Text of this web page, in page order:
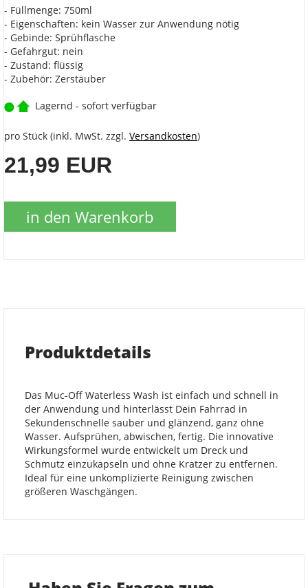
- Füllmenge: 750ml
- Eigenschaften: kein Wasser zur Anwendung nötig
- Gebinde: Sprühflasche
- Gefahrgut: nein
- Zustand: flüssig
- Zubehör: Zerstäuber
Lagernd - sofort verfügbar
pro Stück (inkl. MwSt. zzgl. Versandkosten)
21,99 EUR
in den Warenkorb
Produktdetails
Das Muc-Off Waterless Wash ist einfach und schnell in
der Anwendung und hinterlässt Dein Fahrrad in
Sekundenschnelle sauber und glänzend, ganz ohne
Wasser. Aufsprühen, abwischen, fertig. Die innovative
Wirkungsformel wurde entwickelt um Dreck und
Schmutz einzukapseln und ohne Kratzer zu entfernen.
Ideal für eine unkomplizierte Reinigung zwischen
größeren Waschgängen.